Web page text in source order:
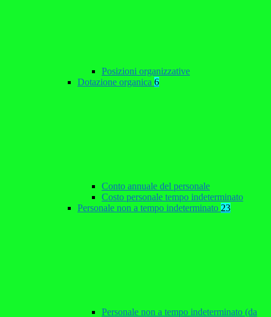
Posizioni organizzative
Dotazione organica 6
Conto annuale del personale
Costo personale tempo indeterminato
Personale non a tempo indeterminato 23
Personale non a tempo indeterminato (da